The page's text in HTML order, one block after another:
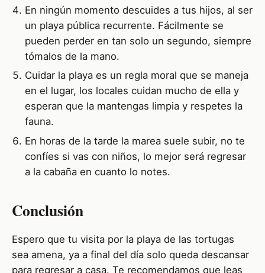
En ningún momento descuides a tus hijos, al ser
un playa pública recurrente. Fácilmente se
pueden perder en tan solo un segundo, siempre
tómalos de la mano.
Cuidar la playa es un regla moral que se maneja
en el lugar, los locales cuidan mucho de ella y
esperan que la mantengas limpia y respetes la
fauna.
En horas de la tarde la marea suele subir, no te
confíes si vas con niños, lo mejor será regresar
a la cabaña en cuanto lo notes.
Conclusión
Espero que tu visita por la playa de las tortugas
sea amena, ya a final del día solo queda descansar
para regresar a casa. Te recomendamos que leas